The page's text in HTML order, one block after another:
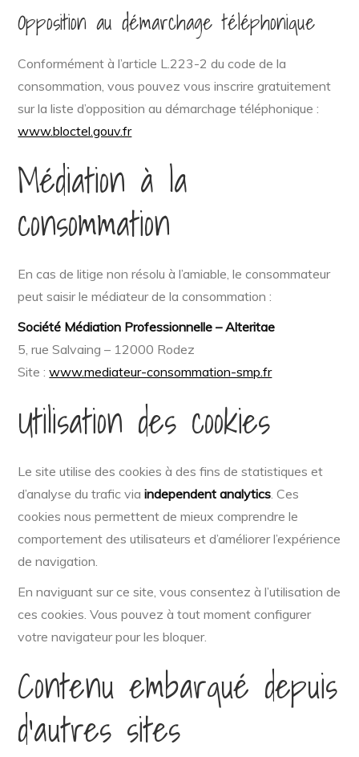
Opposition au démarchage téléphonique
Conformément à l’article L.223-2 du code de la
consommation, vous pouvez vous inscrire gratuitement
sur la liste d’opposition au démarchage téléphonique :
www.bloctel.gouv.fr
Médiation à la
consommation
En cas de litige non résolu à l’amiable, le consommateur
peut saisir le médiateur de la consommation :
Société Médiation Professionnelle – Alteritae
5, rue Salvaing – 12000 Rodez
Site :www.mediateur-consommation-smp.fr
Utilisation des cookies
Le site utilise des cookies à des fins de statistiques et
d’analyse du trafic viaindependent analytics. Ces
cookies nous permettent de mieux comprendre le
comportement des utilisateurs et d’améliorer l’expérience
de navigation.
En naviguant sur ce site, vous consentez à l’utilisation de
ces cookies. Vous pouvez à tout moment configurer
votre navigateur pour les bloquer.
Contenu embarqué depuis
d’autres sites